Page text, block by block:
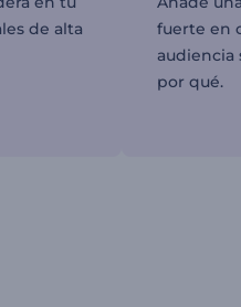
de alta
fuerte en
audiencia
por qué.